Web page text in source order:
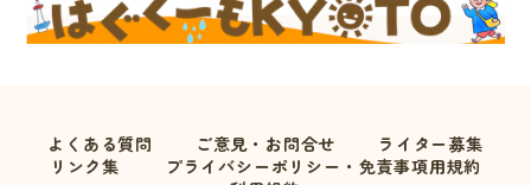
よくある質問 ご意見・お問合せ
ライター募集
リンク集
プライバシーポリシー・免責事項用規約